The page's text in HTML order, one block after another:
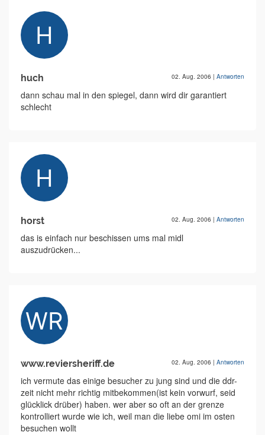
huch 02. Aug. 2006 | Antworten
dann schau mal in den spiegel, dann wird dir garantiert
schlecht
horst 02. Aug. 2006 | Antworten
das is einfach nur beschissen ums mal midl
auszudrücken...
www.reviersheriff.de 02. Aug. 2006 | Antworten
ich vermute das einige besucher zu jung sind und die ddr-
zeit nicht mehr richtig mitbekommen(ist kein vorwurf, seid
glücklick drüber) haben. wer aber so oft an der grenze
kontrolliert wurde wie ich, weil man die liebe omi im osten
besuchen wollt